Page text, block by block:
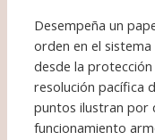
Desempeña un
orden en el
desde la
resolución pacífica
puntos ilustran por
funcionamiento